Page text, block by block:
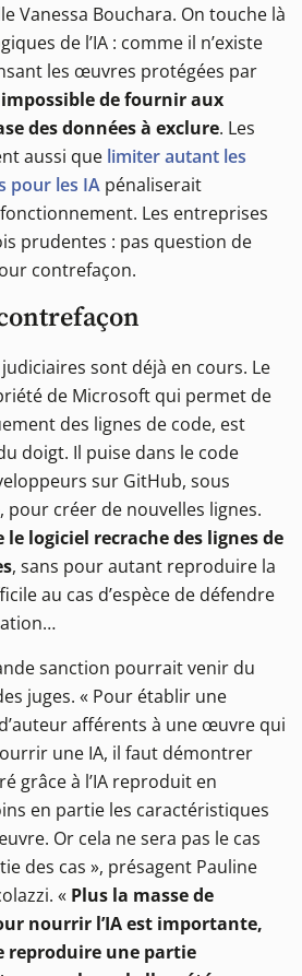
Vanessa Bouchara. On touche là
de l’IA : comme il n’existe
les œuvres protégées par
impossible de fournir aux
des données à exclure. Les
aussi que limiter autant les
pour les IA pénaliserait
Les entreprises
prudentes : pas question de
contrefaçon.
sont déjà en cours. Le
de Microsoft qui permet de
des lignes de code, est
doigt. Il puise dans le code
sur GitHub, sous
pour créer de nouvelles lignes.
le logiciel recrache des lignes de
, sans pour autant reproduire la
au cas d’espèce de défendre
sanction pourrait venir du
juges. « Pour établir une
afférents à une œuvre qui
une IA, il faut démontrer
grâce à l’IA reproduit en
en partie les caractéristiques
Or cela ne sera pas le cas
des cas », présagent Pauline
« Plus la masse de
nourrir l’IA est importante,
reproduire une partie